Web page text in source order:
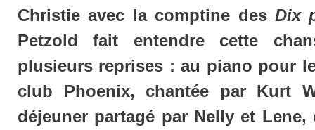
Christie avec la comptine des Dix
Petzold fait entendre cette
plusieurs reprises : au piano pour
club Phoenix, chantée par Kurt
déjeuner partagé par Nelly et